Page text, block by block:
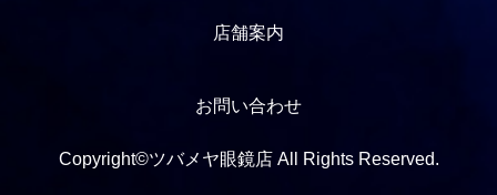
店舗案内
お問い合わせ
Copyright©ツバメヤ眼鏡店 All Rights Reserved.